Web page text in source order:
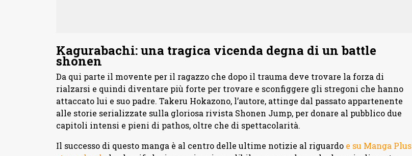
Kagurabachi: una tragica vicenda degna di un battle
shonen
Da qui parte il movente per il ragazzo che dopo il trauma deve trovare la forza di
rialzarsi e quindi diventare più forte per trovare e sconfiggere gli stregoni che hanno
attaccato lui e suo padre. Takeru Hokazono, l’autore, attinge dal passato appartenente
alle storie serializzate sulla gloriosa rivista Shonen Jump, per donare al pubblico due
capitoli intensi e pieni di pathos, oltre che di spettacolarità.
Il successo di questo manga è al centro delle ultime notizie al riguardoe su Manga Plus